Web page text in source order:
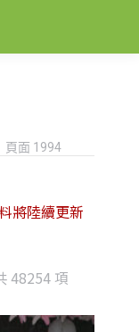
頁面 1994
48254 項
latest
將陸續更新